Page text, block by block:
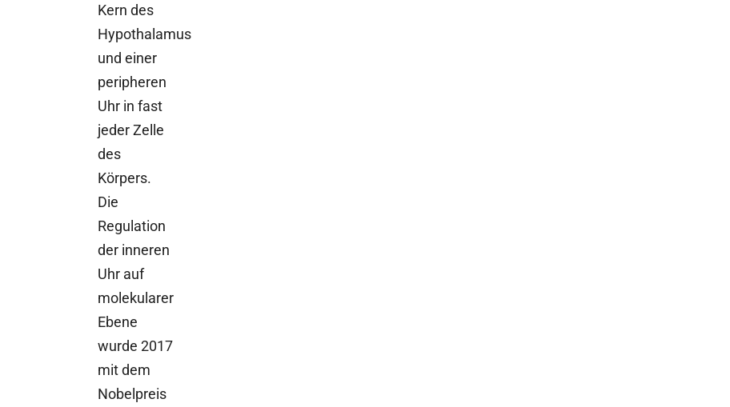
Kern des
Hypothalamus
und einer
peripheren
Uhr in fast
jeder Zelle
des
Körpers.
Die
Regulation
der inneren
Uhr auf
molekularer
Ebene
wurde 2017
mit dem
Nobelpreis